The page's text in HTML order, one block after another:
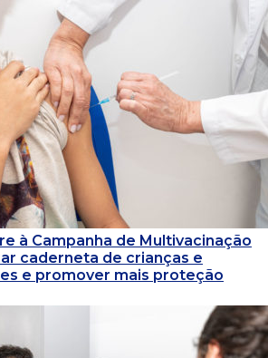
à Campanha de Multivacinação
caderneta de crianças e
e promover mais proteção